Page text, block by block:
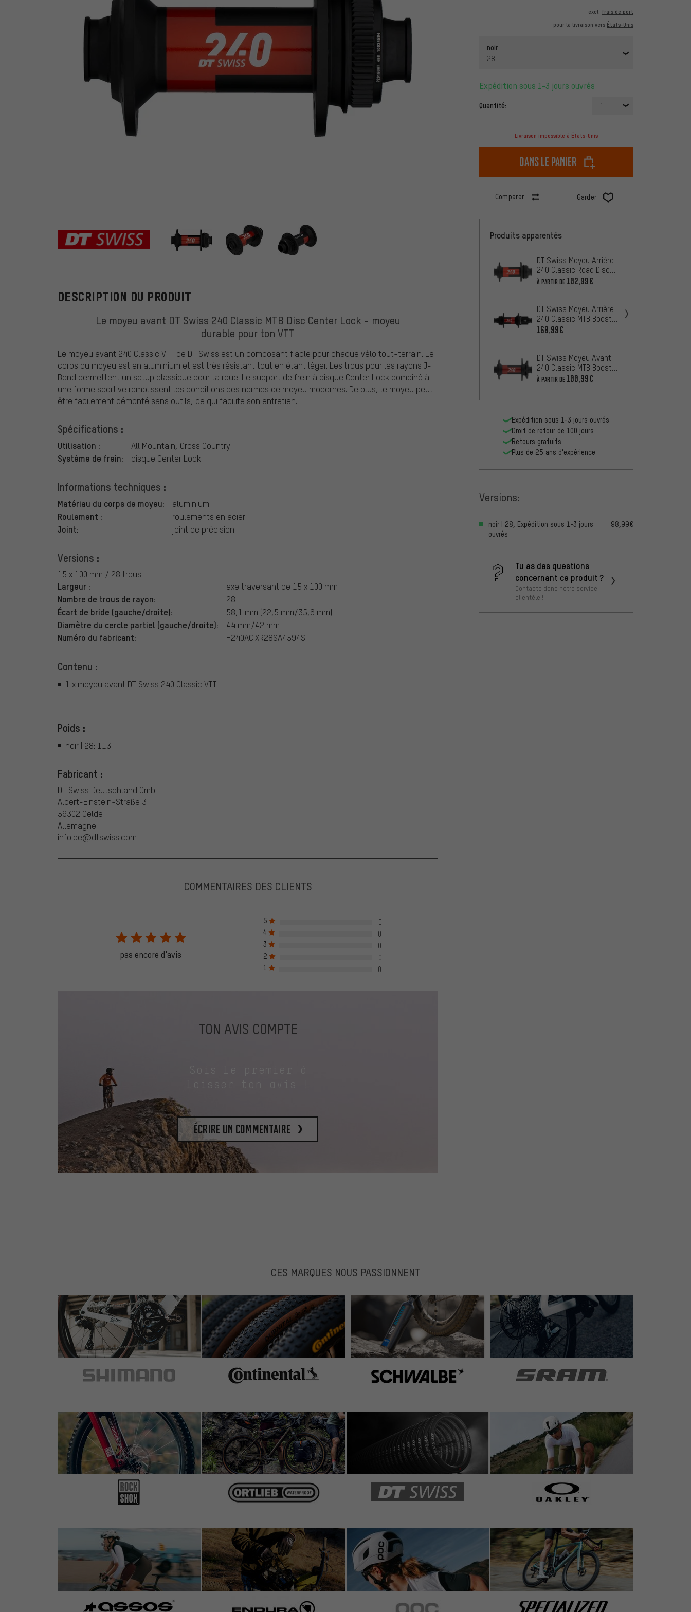
excl. frais de port
pour la livraison vers États-Unis
noir
28
Expédition sous 1-3 jours ouvrés
Quantité: 1
Livraison impossible à États-Unis
dans le panier
Comparer Garder
DT Swiss
DESCRIPTION DU PRODUIT
Le moyeu avant DT Swiss 240 Classic MTB Disc Center Lock - moyeu
durable pour ton VTT
Le moyeu avant 240 Classic VTT de DT Swiss est un composant fiable pour chaque vélo tout-terrain. Le
corps du moyeu est en aluminium et est très résistant tout en étant léger. Les trous pour les rayons J-
Bend permettent un setup classique pour ta roue. Le support de frein à disque Center Lock combiné à
une forme sportive remplissent les conditions des normes de moyeu modernes. De plus, le moyeu peut
être facilement démonté sans outils, ce qui facilite son entretien.
Spécifications :
Utilisation : All Mountain, Cross Country
Système de frein: disque Center Lock
Informations techniques :
Matériau du corps de moyeu: aluminium
Roulement : roulements en acier
Joint: joint de précision
Versions :
15 x 100 mm / 28 trous :
Largeur : axe traversant de 15 x 100 mm
Nombre de trous de rayon: 28
Écart de bride (gauche/droite): 58,1 mm (22,5 mm/35,6 mm)
Diamètre du cercle partiel (gauche/droite): 44 mm/42 mm
Numéro du fabricant: H240ACIXR28SA4594S
Contenu :
1 x moyeu avant DT Swiss 240 Classic VTT
Poids :
noir | 28: 113
Fabricant :
DT Swiss Deutschland GmbH
Albert-Einstein-Straße 3
59302 Oelde
Allemagne
info.de@dtswiss.com
Produits apparentés
DT Swiss Moyeu Arrière
240 Classic Road Disc
Center Lock
À PARTIR DE 102,99€
DT Swiss Moyeu Arrière
240 Classic MTB Boost
Disc Center Lock
168,99€
DT Swiss Moyeu Avant
240 Classic MTB Boost
Disc 6 trous
À PARTIR DE 100,99€
Expédition sous 1-3 jours ouvrés
Droit de retour de 100 jours
Retours gratuits
Plus de 25 ans d'expérience
Versions:
noir | 28, Expédition sous 1-3 jours
ouvrés
98,99€
Tu as des questions
concernant ce produit ?
Contacte donc notre service
clientèle !
COMMENTAIRES DES CLIENTS
pas encore d'avis
5
0
4
0
3
0
2
0
1
0
TON AVIS COMPTE
laisser ton avis !
Écrire un commentaire
CES MARQUES NOUS PASSIONNENT